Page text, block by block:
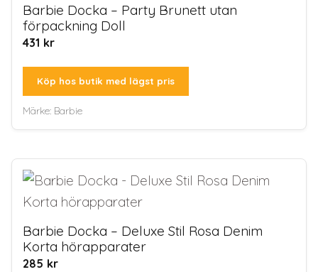
Barbie Docka – Party Brunett utan
förpackning Doll
431 kr
Köp hos butik med lägst pris
Märke: Barbie
Barbie Docka – Deluxe Stil Rosa Denim
Korta hörapparater
285 kr